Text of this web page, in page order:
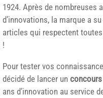
1924. Après de nombreuses
d’innovations, la marque a
articles qui respectent
!
Pour tester vos
décidé de lancer un
ans d’innovation au service